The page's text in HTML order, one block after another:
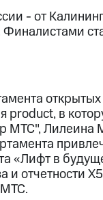
- от
Финалистами
product, в
МТС",
«Лифт в
и отчетности